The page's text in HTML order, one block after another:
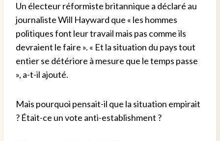
Un électeur réformiste britannique a déclaré au
journaliste Will Hayward que « les hommes
politiques font leur travail mais pas comme ils
devraient le faire ». « Et la situation du pays tout
entier se détériore à mesure que le temps passe
», a-t-il ajouté.
Mais pourquoi pensait-il que la situation empirait
? Était-ce un vote anti-establishment ?